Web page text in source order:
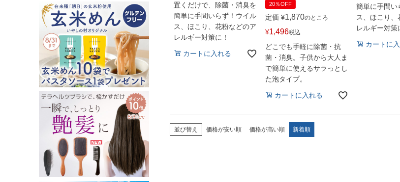
置くだけで、除菌・消臭を
簡単に手間いらず！ウイル
ス、ほこり、花粉などのア
レルギー対策に！
カートに入れる
20％OFF
定価 ¥1,870のところ
¥1,496税込
どこでも手軽に除菌・抗
菌・消臭。子供から大人ま
で簡単に使えるサラっとし
た泡タイプ。
カートに入れる
簡単に手間い
ス、ほこり、
レルギー対策
カートに
並び替え 価格が安い順 価格が高い順 新着順